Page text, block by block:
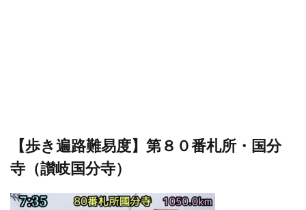
【歩き遍路難易度】第８０番札所・国分
寺（讃岐国分寺）